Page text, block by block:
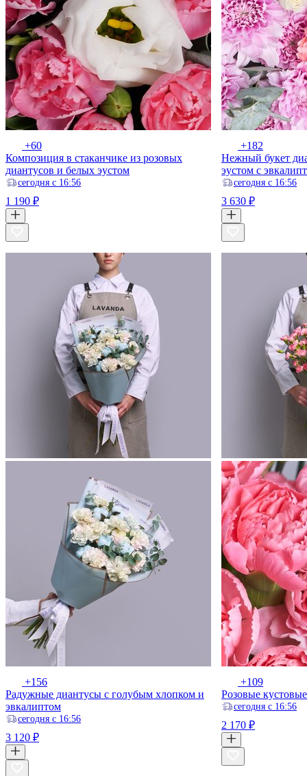
+60
Композиция в стаканчике из розовых
диантусов и белых эустом
ceгодня с 16:56
1 190 ₽
+182
Нежный букет
эустом с
ceгодня с 16:56
3 630 ₽
+156
Радужные диантусы с голубым хлопком и
эвкалиптом
ceгодня с 16:56
3 120 ₽
+109
Розовые
ceгодня с 16:56
2 170 ₽